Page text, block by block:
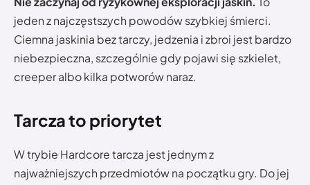
jeden z najczęstszych powodów szybkiej śmierci.
Ciemna jaskinia bez tarczy, jedzenia i zbroi jest bardzo
niebezpieczna, szczególnie gdy pojawi się szkielet,
creeper albo kilka potworów naraz.
Tarcza to priorytet
W trybie Hardcore tarcza jest jednym z
najważniejszych przedmiotów na początku gry. Do jej